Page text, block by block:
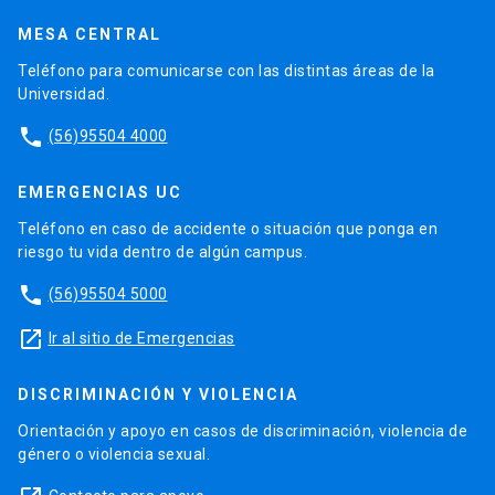
MESA CENTRAL
Teléfono para comunicarse con las distintas áreas de la
Universidad.
phone (56)95504 4000
EMERGENCIAS UC
Teléfono en caso de accidente o situación que ponga en
riesgo tu vida dentro de algún campus.
phone (56)95504 5000
launch Ir al sitio de Emergencias
DISCRIMINACIÓN Y VIOLENCIA
Orientación y apoyo en casos de discriminación, violencia de
género o violencia sexual.